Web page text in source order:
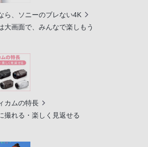
ら、ソニーのブレない4K
大画面で、みんなで楽しもう
カムの特長
撮れる・楽しく見返せる